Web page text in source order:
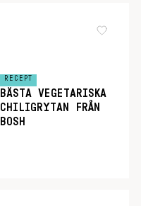
RECEPT
BÄSTA VEGETARISKA
CHILIGRYTAN FRÅN
BOSH